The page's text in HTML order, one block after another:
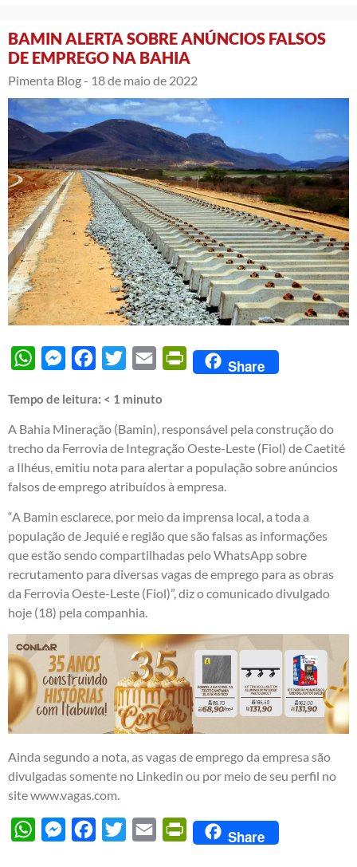
BAMIN ALERTA SOBRE ANÚNCIOS FALSOS
DE EMPREGO NA BAHIA
Pimenta Blog - 18 de maio de 2022
WhatsAppMessengerFacebook
Twitter Email PrintFriendly
Share
Tempo de leitura: < 1 minuto
A Bahia Mineração (Bamin), responsável pela construção do
trecho da Ferrovia de Integração Oeste-Leste (Fiol) de Caetité
a Ilhéus, emitiu nota para alertar a população sobre anúncios
falsos de emprego atribuídos à empresa.
“A Bamin esclarece, por meio da imprensa local, a toda a
população de Jequié e região que são falsas as informações
que estão sendo compartilhadas pelo WhatsApp sobre
recrutamento para diversas vagas de emprego para as obras
da Ferrovia Oeste-Leste (Fiol)”, diz o comunicado divulgado
hoje (18) pela companhia.
Ainda segundo a nota, as vagas de emprego da empresa são
divulgadas somente no Linkedin ou por meio de seu perfil no
site www.vagas.com.
WhatsAppMessengerFacebook
Twitter Email PrintFriendly
Share